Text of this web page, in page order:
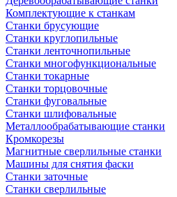
Комплектующие к станкам
Станки брусующие
Станки круглопильные
Станки ленточнопильные
Станки многофункциональные
Станки токарные
Станки торцовочные
Станки фуговальные
Станки шлифовальные
Металлообрабатывающие станки
Кромкорезы
Магнитные сверлильные станки
Машины для снятия фаски
Станки заточные
Станки сверлильные